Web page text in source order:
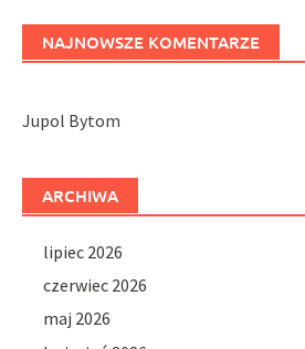
NAJNOWSZE KOMENTARZE
Jupol Bytom
ARCHIWA
lipiec 2026
czerwiec 2026
maj 2026